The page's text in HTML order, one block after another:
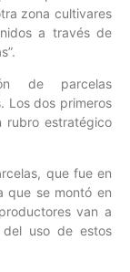
zona cultivares
a través de
de parcelas
Los dos primeros
rubro estratégico
que fue en
que se montó en
van a
uso de estos